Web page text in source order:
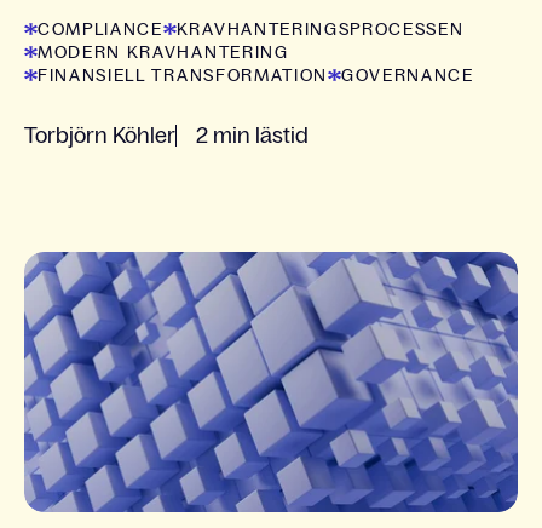
COMPLIANCE
KRAVHANTERINGSPROCESSEN
MODERN KRAVHANTERING
FINANSIELL TRANSFORMATION
GOVERNANCE
Torbjörn Köhler 2 min lästid